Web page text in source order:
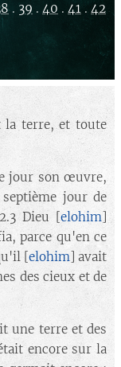
. 39 . 40 . 41 . 42
la terre, et toute
jour son œuvre,
jour de
Dieu [elohim]
parce qu'en ce
[elohim] avait
des cieux et de
une terre et des
encore sur la